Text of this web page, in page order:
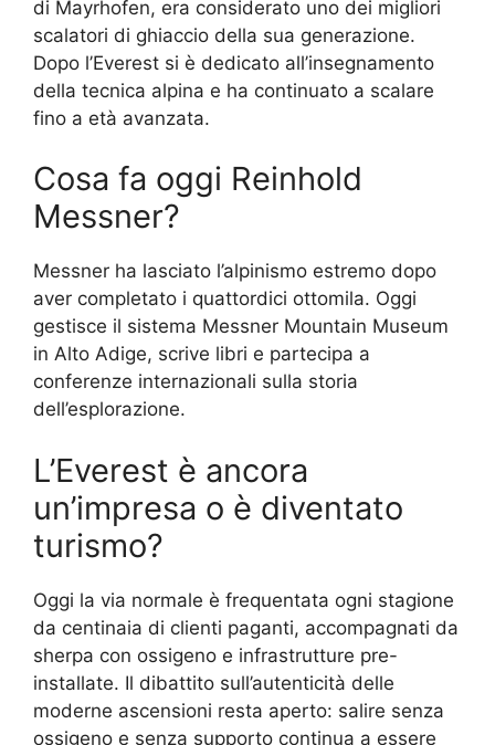
di Mayrhofen, era considerato uno dei migliori
scalatori di ghiaccio della sua generazione.
Dopo l’Everest si è dedicato all’insegnamento
della tecnica alpina e ha continuato a scalare
fino a età avanzata.
Cosa fa oggi Reinhold
Messner?
Messner ha lasciato l’alpinismo estremo dopo
aver completato i quattordici ottomila. Oggi
gestisce il sistema Messner Mountain Museum
in Alto Adige, scrive libri e partecipa a
conferenze internazionali sulla storia
dell’esplorazione.
L’Everest è ancora
un’impresa o è diventato
turismo?
Oggi la via normale è frequentata ogni stagione
da centinaia di clienti paganti, accompagnati da
sherpa con ossigeno e infrastrutture pre-
installate. Il dibattito sull’autenticità delle
moderne ascensioni resta aperto: salire senza
ossigeno e senza supporto continua a essere